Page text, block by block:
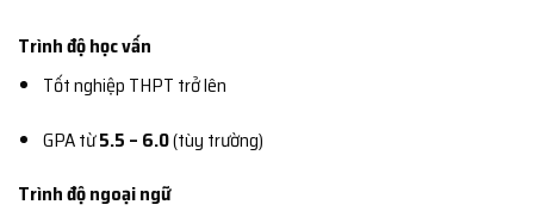
Trình độ học vấn
Tốt nghiệp THPT trở lên
GPA từ5.5 – 6.0(tùy trường)
Trình độ ngoại ngữ